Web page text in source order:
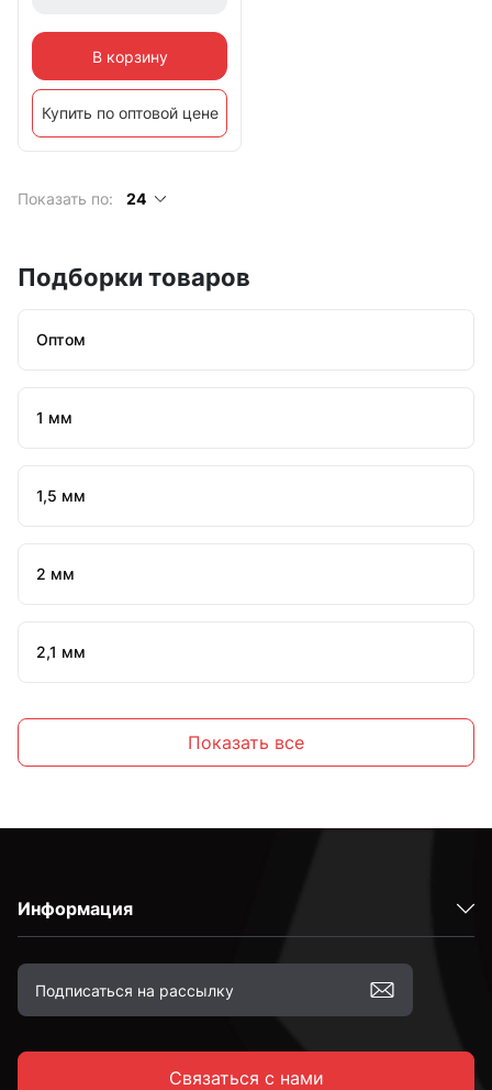
В корзину
Купить по оптовой цене
Показать по: 24
Подборки товаров
Оптом
1 мм
1,5 мм
2 мм
2,1 мм
2,5 мм
Показать все
Информация
Связаться с нами